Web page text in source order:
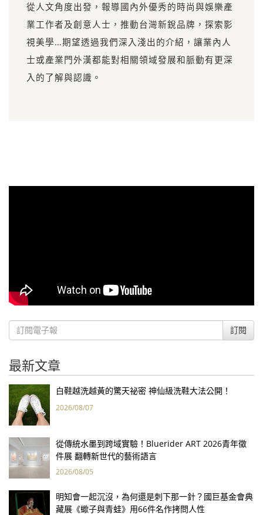
從人文角度出發，報導國內外優秀的時尚與娛樂產
業工作者及創意人士，推動台灣新銳品牌，探索影
視美學…期望透過我們深入淺出的介紹，讓業內人
士或產業門外漢都能對相關領域發展和脈動有更深
入的了解與認識。
訂閱
最新文章
白鞋越洗越黃的驚天祕密 神仙級洗鞋大法公開！
2026/08/07
從傳統水墨到跨域實驗！Bluerider ART 2026青年徵
件展 翻轉新世代的藝術語言
2026/08/05
明知會一起沉沒，為何還是刺下那一針？國巨基金會典
藏展《蠍子與青蛙》用66件名作拷問人性